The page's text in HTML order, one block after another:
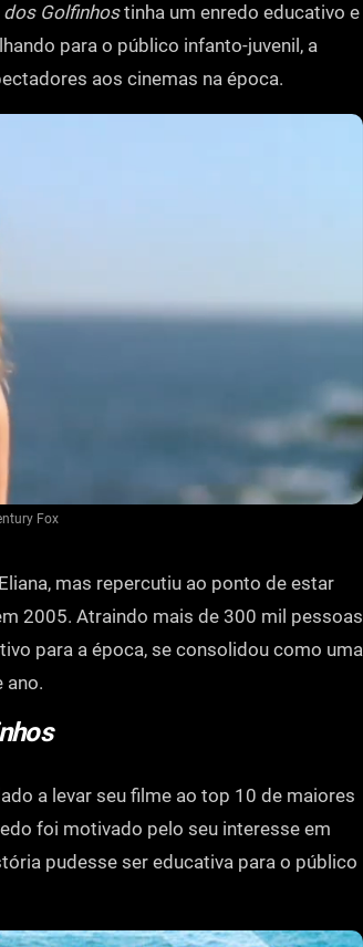
dos Golfinhostinha um enredo educativo e
para o público infanto-juvenil, a
aos cinemas na época.
Fox
mas repercutiu ao ponto de estar
2005. Atraindo mais de 300 mil pessoas
para a época, se consolidou como uma
ano.
a levar seu filme ao top 10 de maiores
foi motivado pelo seu interesse em
pudesse ser educativa para o público